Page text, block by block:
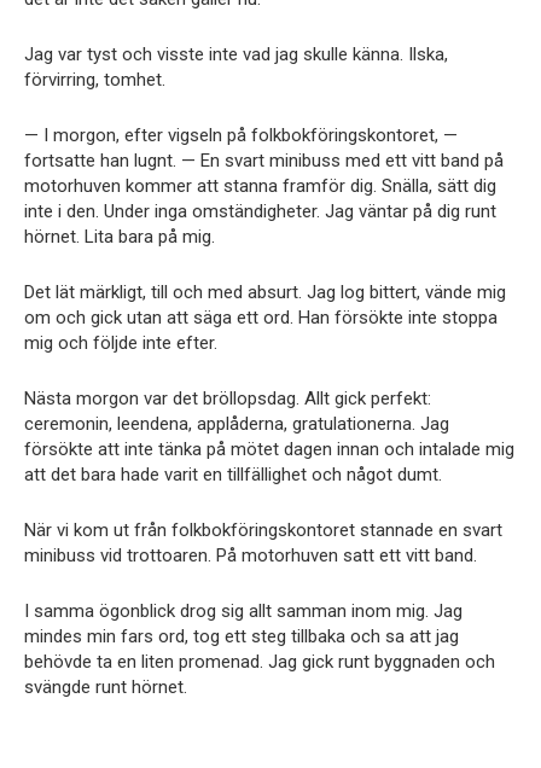
Jag var tyst och visste inte vad jag skulle känna. Ilska,
förvirring, tomhet.
— I morgon, efter vigseln på folkbokföringskontoret, —
fortsatte han lugnt. — En svart minibuss med ett vitt band på
motorhuven kommer att stanna framför dig. Snälla, sätt dig
inte i den. Under inga omständigheter. Jag väntar på dig runt
hörnet. Lita bara på mig.
Det lät märkligt, till och med absurt. Jag log bittert, vände mig
om och gick utan att säga ett ord. Han försökte inte stoppa
mig och följde inte efter.
Nästa morgon var det bröllopsdag. Allt gick perfekt:
ceremonin, leendena, applåderna, gratulationerna. Jag
försökte att inte tänka på mötet dagen innan och intalade mig
att det bara hade varit en tillfällighet och något dumt.
När vi kom ut från folkbokföringskontoret stannade en svart
minibuss vid trottoaren. På motorhuven satt ett vitt band.
I samma ögonblick drog sig allt samman inom mig. Jag
mindes min fars ord, tog ett steg tillbaka och sa att jag
behövde ta en liten promenad. Jag gick runt byggnaden och
svängde runt hörnet.